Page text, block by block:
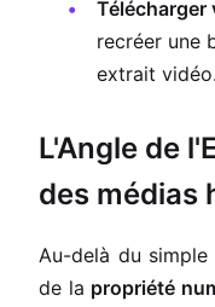
recréer une
extrait vidéo.
L'Angle de
des médias
Au-delà du
de la propriété